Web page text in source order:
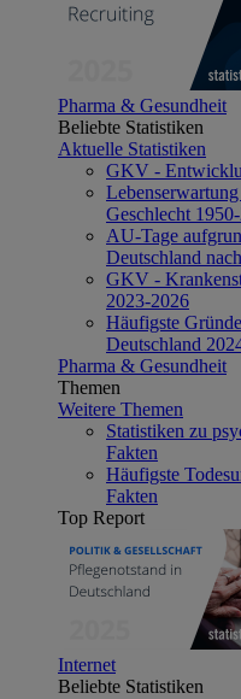
Pharma & Gesundheit
Beliebte Statistiken
Aktuelle Statistiken
GKV -
Geschlecht
AU-Tage
Deutschland
GKV -
2023-2026
Häufigste
Deutschland
Pharma & Gesundheit
Themen
Weitere Themen
Statistiken zu
Fakten
Häufigste
Fakten
Top Report
Internet
Beliebte Statistiken